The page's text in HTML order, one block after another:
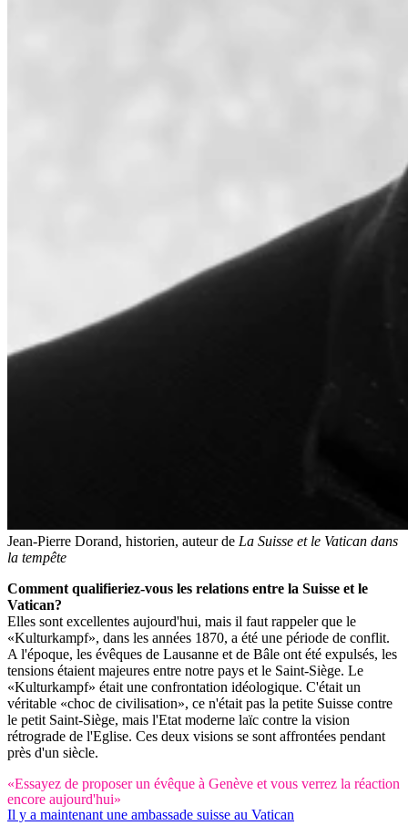
Jean-Pierre Dorand, historien, auteur de La Suisse et le Vatican dans
la tempête
Comment qualifieriez-vous les relations entre la Suisse et le
Vatican?
Elles sont excellentes aujourd'hui, mais il faut rappeler que le
«Kulturkampf», dans les années 1870, a été une période de conflit.
A l'époque, les évêques de Lausanne et de Bâle ont été expulsés, les
tensions étaient majeures entre notre pays et le Saint-Siège. Le
«Kulturkampf» était une confrontation idéologique. C'était un
véritable «choc de civilisation», ce n'était pas la petite Suisse contre
le petit Saint-Siège, mais l'Etat moderne laïc contre la vision
rétrograde de l'Eglise. Ces deux visions se sont affrontées pendant
près d'un siècle.
«Essayez de proposer un évêque à Genève et vous verrez la réaction
encore aujourd'hui»
Il y a maintenant une ambassade suisse au Vatican